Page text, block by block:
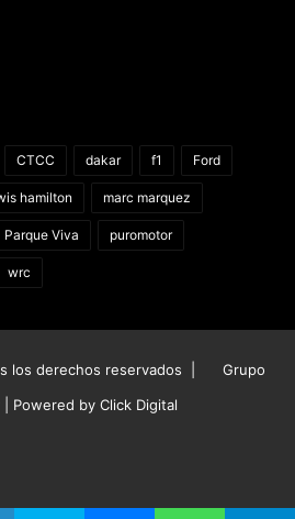
CTCC dakar f1 Ford
hamilton marc marquez
Parque Viva puromotor
wrc
los derechos reservados |
Grupo
| Powered by Click Digital